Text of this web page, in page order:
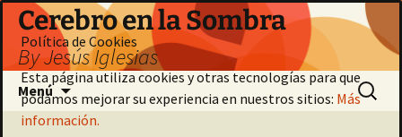
Saltar
contenido
Cerebro en la Sombra
By Jesús Iglesias
Menú Buscar:
Política de Cookies
Esta página utiliza cookies y otras tecnologías para que
podamos mejorar su experiencia en nuestros sitios: Más
información.